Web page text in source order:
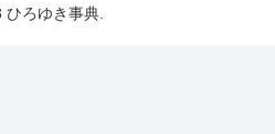
ろゆき事典.